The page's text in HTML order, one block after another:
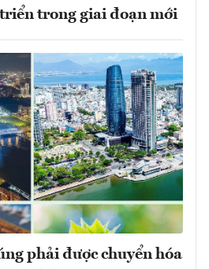
trong giai đoạn mới
phải được chuyển hóa